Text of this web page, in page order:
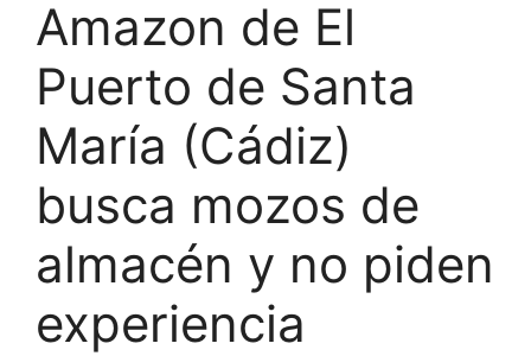
Amazon de El
Puerto de Santa
María (Cádiz)
busca mozos de
almacén y no piden
experiencia